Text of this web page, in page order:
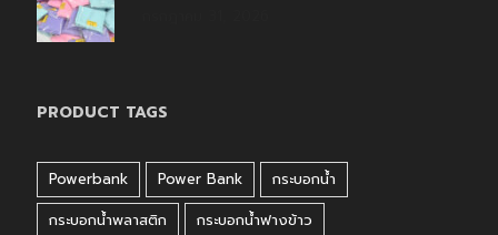
PRODUCT TAGS
Powerbank Power Bank
กระบอกน้ำ
กระบอกน้ำพลาสติก
กระบอกน้ำฟางข้าว